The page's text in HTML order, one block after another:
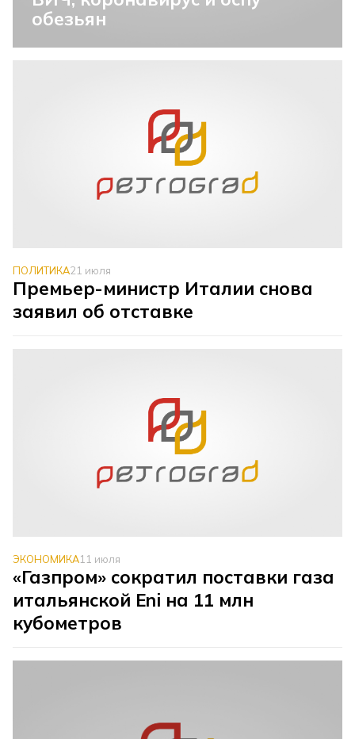
обезьян
ПОЛИТИКА21 июля
Премьер-министр Италии снова
заявил об отставке
ЭКОНОМИКА11 июля
«Газпром» сократил поставки газа
итальянской Eni на 11 млн
кубометров